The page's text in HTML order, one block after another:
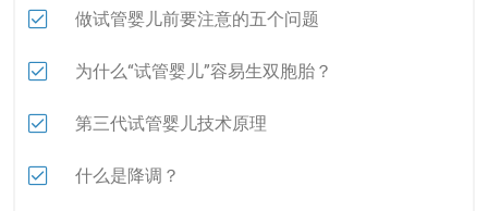
做试管婴儿前要注意的五个问题
为什么“试管婴儿”容易生双胞胎？
第三代试管婴儿技术原理
什么是降调？